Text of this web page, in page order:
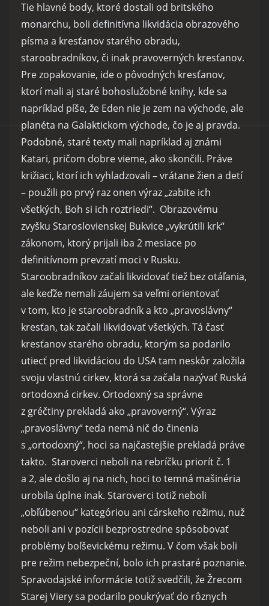
Tie hlavné body, ktoré dostali od britského
monarchu, boli definitívna likvidácia obrazového
písma a kresťanov starého obradu,
staroobradníkov, či inak pravoverných kresťanov.
Pre zopakovanie, ide o pôvodných kresťanov,
ktorí mali aj staré bohoslužobné knihy, kde sa
napríklad píše, že Eden nie je zem na východe, ale
planéta na Galaktickom východe, čo je aj pravda.
Podobné, staré texty mali napríklad aj známi
Katari, pričom dobre vieme, ako skončili. Práve
križiaci, ktorí ich vyhladzovali – vrátane žien a detí
– použili po prvý raz onen výraz „zabite ich
všetkých, Boh si ich roztriedi“. Obrazovému
zvyšku Staroslovienskej Bukvice „vykrútili krk“
zákonom, ktorý prijali iba 2 mesiace po
definitívnom prevzatí moci v Rusku.
Staroobradníkov začali likvidovať tiež bez otáľania,
ale keďže nemali záujem sa veľmi orientovať
v tom, kto je staroobradník a kto „pravoslávny“
kresťan, tak začali likvidovať všetkých. Tá časť
kresťanov starého obradu, ktorým sa podarilo
utiecť pred likvidáciou do USA tam neskôr založila
svoju vlastnú cirkev, ktorá sa začala nazývať Ruská
ortodoxná cirkev. Ortodoxný sa správne
z gréčtiny prekladá ako „pravoverný“. Výraz
„pravoslávny“ teda nemá nič do činenia
s „ortodoxný“, hoci sa najčastejšie prekladá práve
takto. Staroverci neboli na rebríčku priorít č. 1
a 2, ale došlo aj na nich, hoci to temná mašinéria
urobila úplne inak. Staroverci totiž neboli
„obľúbenou“ kategóriou ani cárskeho režimu, nuž
neboli ani v pozícii bezprostredne spôsobovať
problémy boľševickému režimu. V čom však boli
pre režim nebezpeční, bolo ich prastaré poznanie.
Spravodajské informácie totiž svedčili, že Žrecom
Starej Viery sa podarilo poukrývať do rôznych